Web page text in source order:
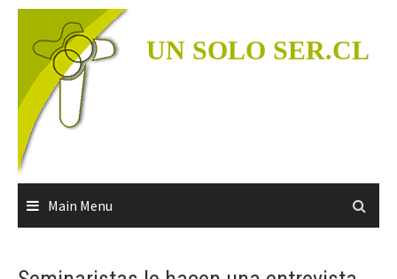
Skip
content
UN SOLO SER.CL
Main Menu